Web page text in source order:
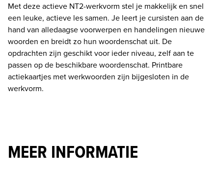
Met deze actieve NT2-werkvorm stel je makkelijk en snel
een leuke, actieve les samen. Je leert je cursisten aan de
hand van alledaagse voorwerpen en handelingen nieuwe
woorden en breidt zo hun woordenschat uit. De
opdrachten zijn geschikt voor ieder niveau, zelf aan te
passen op de beschikbare woordenschat. Printbare
actiekaartjes met werkwoorden zijn bijgesloten in de
werkvorm.
MEER INFORMATIE